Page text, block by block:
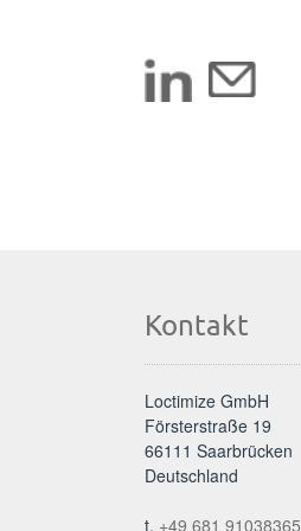
Kontakt
Loctimize GmbH
Försterstraße 19
66111 Saarbrücken
Deutschland
t. +49 681 91038365